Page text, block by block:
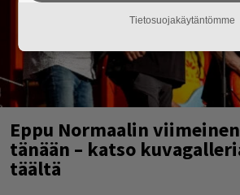
Eppu Normaalin
tänään – katso
täältä
Tietosuojakäytäntömme